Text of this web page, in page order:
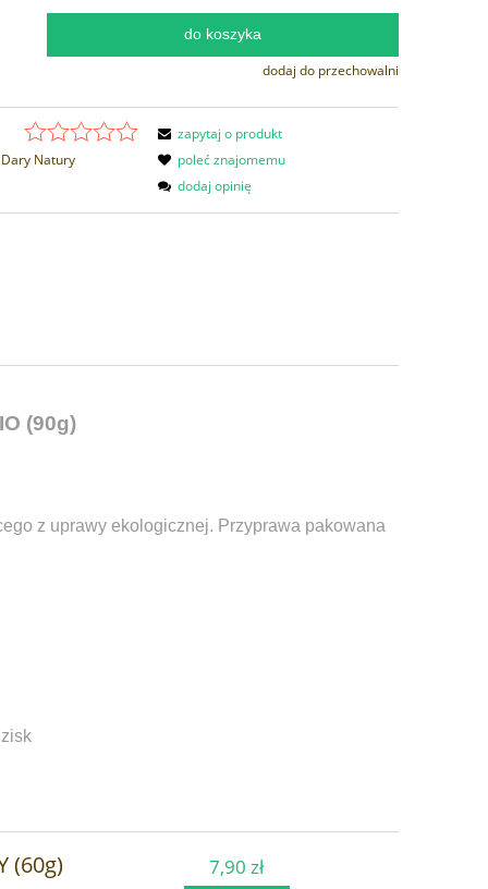
do koszyka
dodaj do przechowalni
Dary Natury
zapytaj o produkt
poleć znajomemu
dodaj opinię
(90g)
z uprawy ekologicznej. Przyprawa pakowana
(60g) 7,90 zł